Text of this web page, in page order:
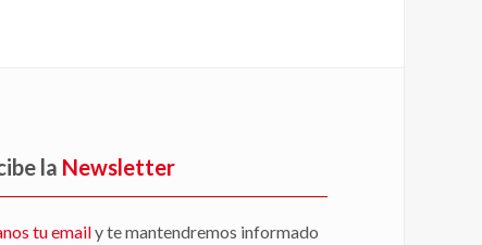
la Newsletter
tu emaily te mantendremos informado